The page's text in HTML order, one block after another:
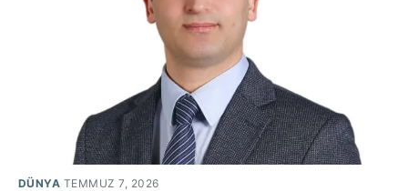
DÜNYA·TEMMUZ 7, 2026